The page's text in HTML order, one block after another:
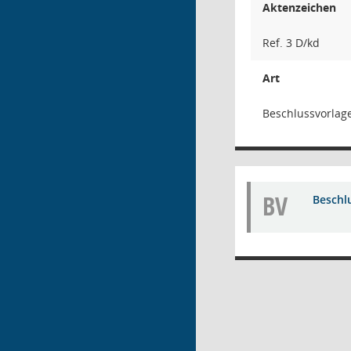
Aktenzeichen
Ref. 3 D/kd
Art
BV